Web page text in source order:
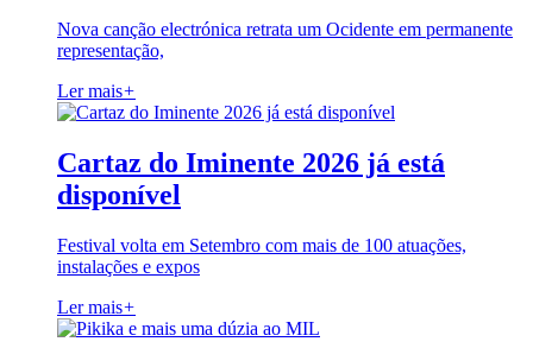
Nova canção electrónica retrata um Ocidente em permanente
representação,
Ler mais+
Cartaz do Iminente 2026 já está
disponível
Festival volta em Setembro com mais de 100 atuações,
instalações e expos
Ler mais+